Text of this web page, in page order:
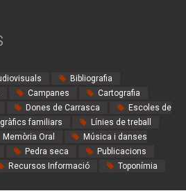
Bibliografia
Campanes
Cartografia
Dones de Carrasca
Escoles de
familiars
Línies de treball
Memòria Oral
Música i danses
Pedra seca
Publicacions
Recursos Informació Toponímia